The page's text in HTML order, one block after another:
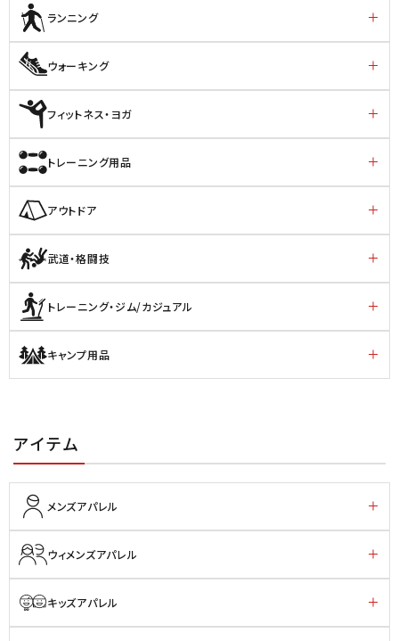
ランニング
ウォーキング
フィットネス・ヨガ
トレーニング用品
アウトドア
武道・格闘技
トレーニング・ジム/カジュアル
キャンプ用品
アイテム
メンズアパレル
ウィメンズアパレル
キッズアパレル